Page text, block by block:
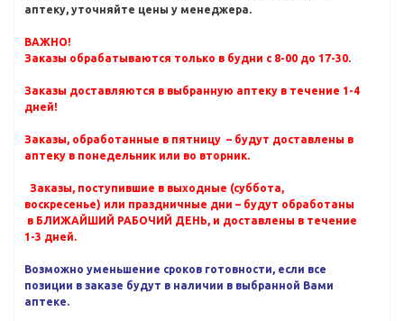
аптеку, уточняйте цены у менеджера.
ВАЖНО!
Заказы обрабатываются только в будни с 8-00 до 17-30.
Заказы доставляются в выбранную аптеку в течение 1-4
дней!
Заказы, обработанные в пятницу – будут доставлены в
аптеку в понедельник или во вторник.
Заказы, поступившие в выходные (суббота,
воскресенье) или праздничные дни – будут обработаны
в БЛИЖАЙШИЙ РАБОЧИЙ ДЕНЬ, и доставлены в течение
1-3 дней.
Возможно уменьшение сроков готовности, если все
позиции в заказе будут в наличии в выбранной Вами
аптеке.